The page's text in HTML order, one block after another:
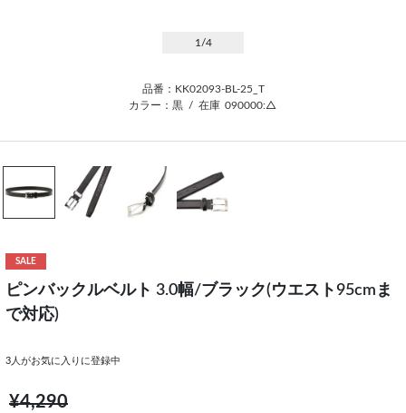
1 /4
品番：KK02093-BL-25_T
カラー：黒 / 在庫 090000:△
SALE
ピンバックルベルト 3.0幅/ブラック(ウエスト95cmま
で対応)
3 人がお気に入りに登録中
¥4,290